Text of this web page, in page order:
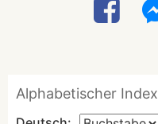
Alphabetischer Index